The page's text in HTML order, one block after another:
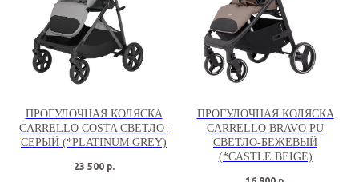
ПРОГУЛОЧНАЯ КОЛЯСКА
CARRELLO COSTA СВЕТЛО-
СЕРЫЙ (*PLATINUM GREY)
23 500 р.
ПРОГУЛОЧНАЯ КОЛЯСКА
CARRELLO BRAVO PU
СВЕТЛО-БЕЖЕВЫЙ
(*CASTLE BEIGE)